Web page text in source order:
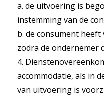
a. de uitvoering is
instemming van de
b. de consument
zodra de ondernemer
4.
accommodatie, als in
van uitvoering is